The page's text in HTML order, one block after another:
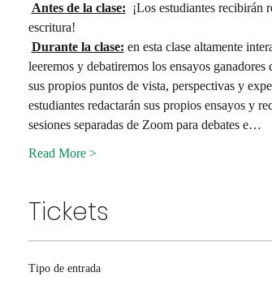
Antes de la clase: ¡Los estudiantes recibirán
escritura!
Durante la clase: en esta clase altamente
leeremos y debatiremos los ensayos
sus propios puntos de vista, perspectivas y
estudiantes redactarán sus propios ensayos y
sesiones separadas de Zoom para debates e…
Read More >
Tickets
Tipo de entrada